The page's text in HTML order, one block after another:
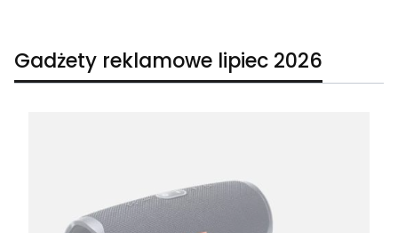
Gadżety reklamowe lipiec 2026